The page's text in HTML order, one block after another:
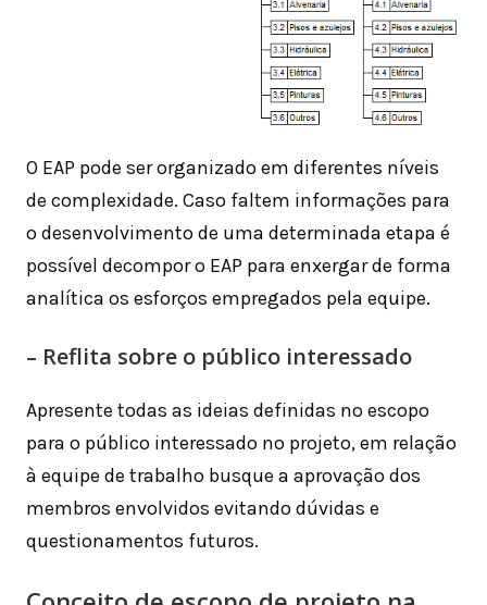
O EAP pode ser organizado em diferentes níveis
de complexidade. Caso faltem informações para
o desenvolvimento de uma determinada etapa é
possível decompor o EAP para enxergar de forma
analítica os esforços empregados pela equipe.
– Reflita sobre o público interessado
Apresente todas as ideias definidas no escopo
para o público interessado no projeto, em relação
à equipe de trabalho busque a aprovação dos
membros envolvidos evitando dúvidas e
questionamentos futuros.